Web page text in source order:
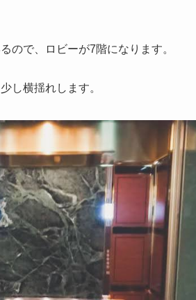
ので、ロビーが7階になります。
し横揺れします。